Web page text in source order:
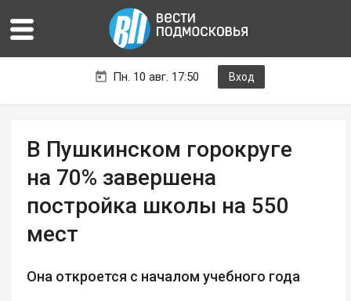
Пн. 10 авг. 17:50 Вход
В Пушкинском горокруге
на 70% завершена
постройка школы на 550
мест
Она откроется с началом учебного года